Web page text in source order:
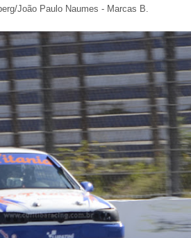
João Paulo Naumes - Marcas B.